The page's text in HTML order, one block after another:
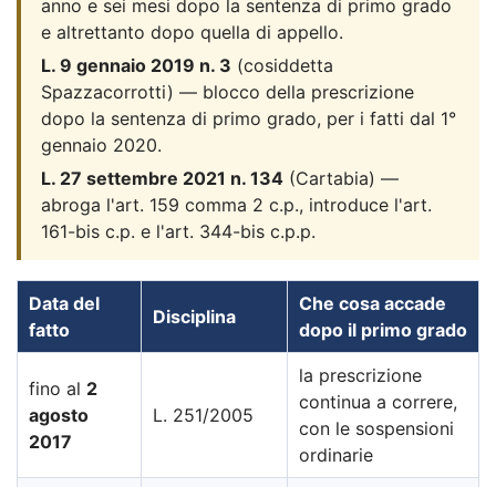
anno e sei mesi dopo la sentenza di primo grado
e altrettanto dopo quella di appello.
L. 9 gennaio 2019 n. 3 (cosiddetta
Spazzacorrotti) — blocco della prescrizione
dopo la sentenza di primo grado, per i fatti dal 1°
gennaio 2020.
L. 27 settembre 2021 n. 134 (Cartabia) —
abroga l'art. 159 comma 2 c.p., introduce l'art.
161-bis c.p. e l'art. 344-bis c.p.p.
Data del
fatto
Disciplina
Che cosa accade
dopo il primo grado
fino al 2
agosto
2017
L. 251/2005
la prescrizione
continua a correre,
con le sospensioni
ordinarie